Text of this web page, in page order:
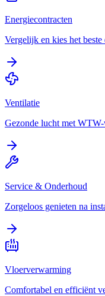
Energiecontracten
Vergelijk en kies het beste
Ventilatie
Gezonde lucht met
Service & Onderhoud
Zorgeloos genieten na
Vloerverwarming
Comfortabel en efficiënt